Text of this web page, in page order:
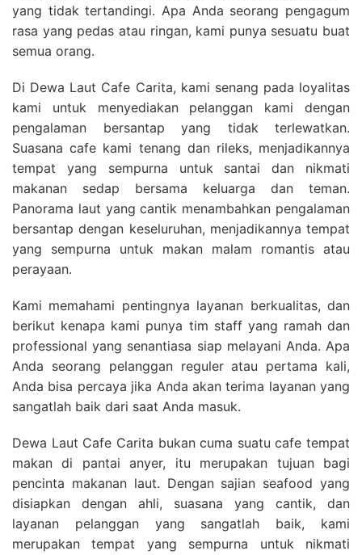
yang tidak tertandingi. Apa Anda seorang pengagum
rasa yang pedas atau ringan, kami punya sesuatu buat
semua orang.
Di Dewa Laut Cafe Carita, kami senang pada loyalitas
kami untuk menyediakan pelanggan kami dengan
pengalaman bersantap yang tidak terlewatkan.
Suasana cafe kami tenang dan rileks, menjadikannya
tempat yang sempurna untuk santai dan nikmati
makanan sedap bersama keluarga dan teman.
Panorama laut yang cantik menambahkan pengalaman
bersantap dengan keseluruhan, menjadikannya tempat
yang sempurna untuk makan malam romantis atau
perayaan.
Kami memahami pentingnya layanan berkualitas, dan
berikut kenapa kami punya tim staff yang ramah dan
professional yang senantiasa siap melayani Anda. Apa
Anda seorang pelanggan reguler atau pertama kali,
Anda bisa percaya jika Anda akan terima layanan yang
sangatlah baik dari saat Anda masuk.
Dewa Laut Cafe Carita bukan cuma suatu cafe tempat
makan di pantai anyer, itu merupakan tujuan bagi
pencinta makanan laut. Dengan sajian seafood yang
disiapkan dengan ahli, suasana yang cantik, dan
layanan pelanggan yang sangatlah baik, kami
merupakan tempat yang sempurna untuk nikmati